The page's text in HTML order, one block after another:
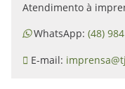
Atendimento à
WhatsApp: (48)
E-mail: